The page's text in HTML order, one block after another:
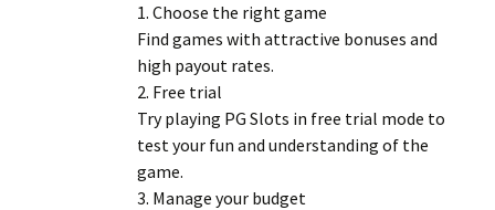
1. Choose the right game
Find games with attractive bonuses and
high payout rates.
2. Free trial
Try playing PG Slots in free trial mode to
test your fun and understanding of the
game.
3. Manage your budget